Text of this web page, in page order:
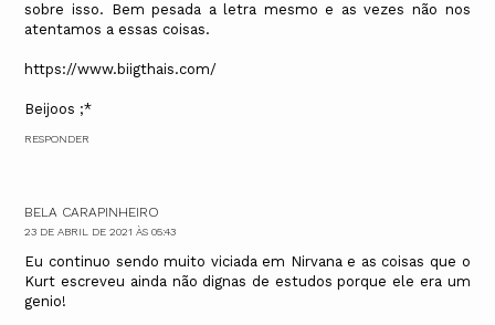
sobre isso. Bem pesada a letra mesmo e as vezes não nos
atentamos a essas coisas.
https://www.biigthais.com/
Beijoos ;*
RESPONDER
BELA CARAPINHEIRO
23 DE ABRIL DE 2021 ÀS 05:43
Eu continuo sendo muito viciada em Nirvana e as coisas que o
Kurt escreveu ainda não dignas de estudos porque ele era um
genio!